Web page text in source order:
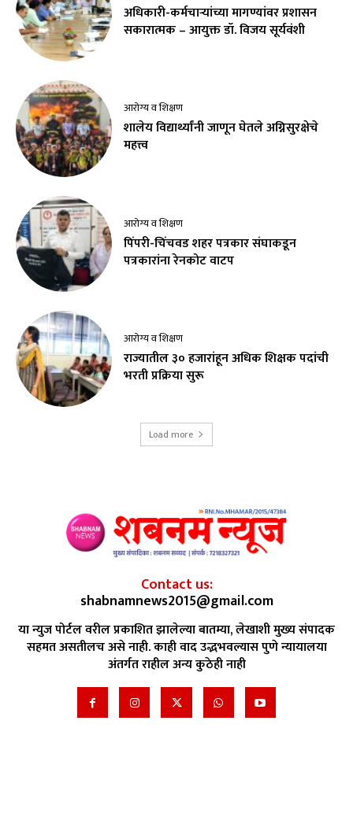
अधिकारी-कर्मचाऱ्यांच्या मागण्यांवर प्रशासन
सकारात्मक – आयुक्त डॉ. विजय सूर्यवंशी
आरोग्य व शिक्षण
शालेय विद्यार्थ्यांनी जाणून घेतले अग्निसुरक्षेचे
महत्त्व
आरोग्य व शिक्षण
पिंपरी-चिंचवड शहर पत्रकार संघाकडून
पत्रकारांना रेनकोट वाटप
आरोग्य व शिक्षण
राज्यातील ३० हजारांहून अधिक शिक्षक पदांची
भरती प्रक्रिया सुरू
Load more
Contact us:
shabnamnews2015@gmail.com
या न्युज पोर्टल वरील प्रकाशित झालेल्या बातम्या, लेखाशी मुख्य संपादक
सहमत असतीलच असे नाही. काही वाद उद्भभवल्यास पुणे न्यायालया
अंतर्गत राहील अन्य कुठेही नाही